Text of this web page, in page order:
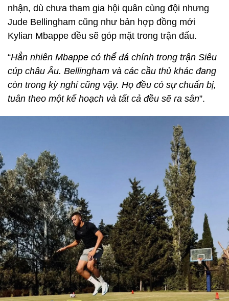
nhận, dù chưa tham gia hội quân cùng đội nhưng
Jude Bellingham cũng như bản hợp đồng mới
Kylian Mbappe đều sẽ góp mặt trong trận đấu.
“Hẳn nhiên Mbappe có thể đá chính trong trận Siêu
cúp châu Âu. Bellingham và các cầu thủ khác đang
còn trong kỳ nghỉ cũng vậy. Họ đều có sự chuẩn bị,
tuân theo một kế hoạch và tất cả đều sẽ ra sân”.